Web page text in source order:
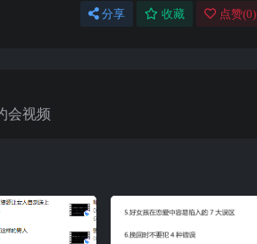
分享 收藏 点赞(0)
会视频